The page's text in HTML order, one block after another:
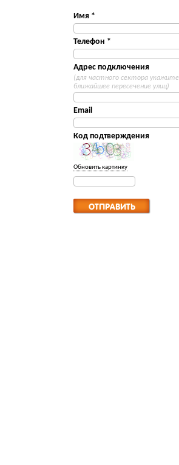
Имя *
Телефон *
Адрес подключения
(для частного сектора укажите
ближайшее пересечение улиц)
Email
Код подтверждения
Обновить картинку